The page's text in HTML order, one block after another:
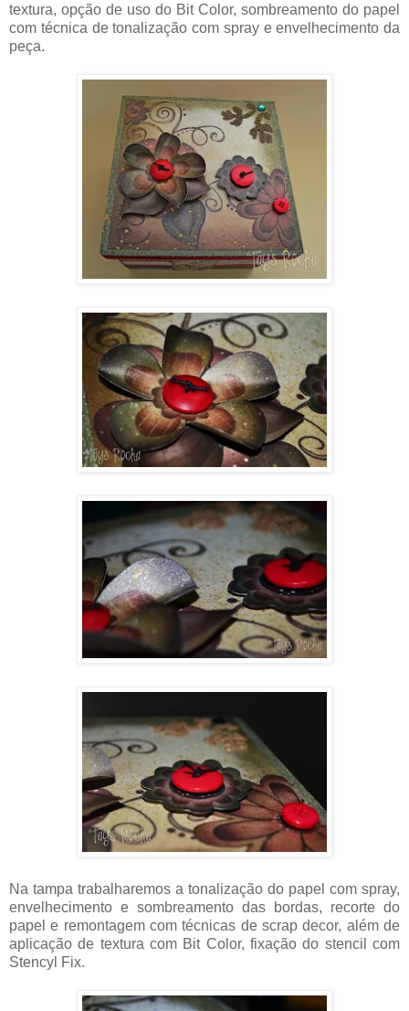
textura, opção de uso do Bit Color, sombreamento do papel
com técnica de tonalização com spray e envelhecimento da
peça.
Na tampa trabalharemos a tonalização do papel com spray,
envelhecimento e sombreamento das bordas, recorte do
papel e remontagem com técnicas de scrap decor, além de
aplicação de textura com Bit Color, fixação do stencil com
Stencyl Fix.